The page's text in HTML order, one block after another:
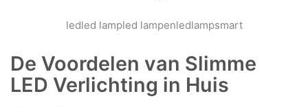
ledled lampled lampenledlampsmart
De Voordelen van Slimme
LED Verlichting in Huis